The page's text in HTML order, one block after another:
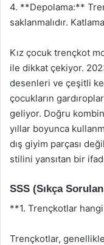
4. **Depolama:**
saklanmalıdır.
Kız çocuk trençkot
ile dikkat çekiyor.
desenleri ve çeşitli
çocukların
geliyor. Doğru
yıllar boyunca
dış giyim parçası
stilini yansıtan bir
SSS (Sıkça
**1. Trençkotlar
Trençkotlar,